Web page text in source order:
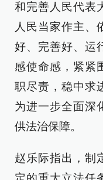
和完善人民代表
人民当家作主、
好、完善好、运
感使命感，紧紧
职尽责，稳中求
为进一步全面深
供法治保障。
赵乐际指出，制